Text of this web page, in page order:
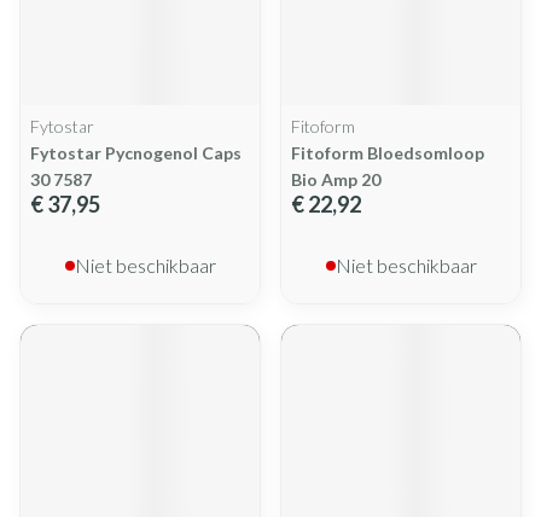
Fytostar
Fytostar Pycnogenol Caps
30 7587
€ 37,95
Niet beschikbaar
Fitoform
Fitoform Bloedsomloop
Bio Amp 20
€ 22,92
Niet beschikbaar